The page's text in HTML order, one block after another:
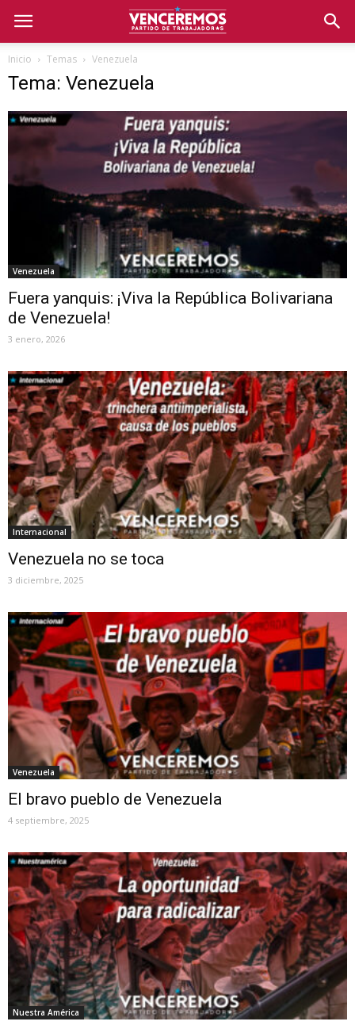
Inicio Temas Venezuela
Tema: Venezuela
Venezuela
Fuera yanquis: ¡Viva la República Bolivariana
de Venezuela!
3 enero, 2026
Internacional
Venezuela no se toca
3 diciembre, 2025
Venezuela
El bravo pueblo de Venezuela
4 septiembre, 2025
Nuestra América